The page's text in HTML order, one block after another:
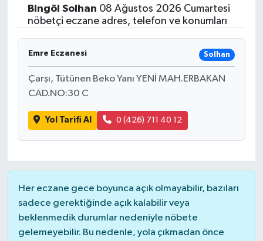
Bingöl Solhan 08 Ağustos 2026 Cumartesi
nöbetçi eczane adres, telefon ve konumları
Emre Eczanesi Solhan
Çarşı, Tütünen Beko Yanı YENİ MAH.ERBAKAN
CAD.NO:30 C
Yol Tarifi Al 0 (426) 711 40 12
Her eczane gece boyunca açık olmayabilir, bazıları
sadece gerektiğinde açık kalabilir veya
beklenmedik durumlar nedeniyle nöbete
gelemeyebilir. Bu nedenle, yola çıkmadan önce
Siyasetçi
Spor
Tebrik
Türkiye